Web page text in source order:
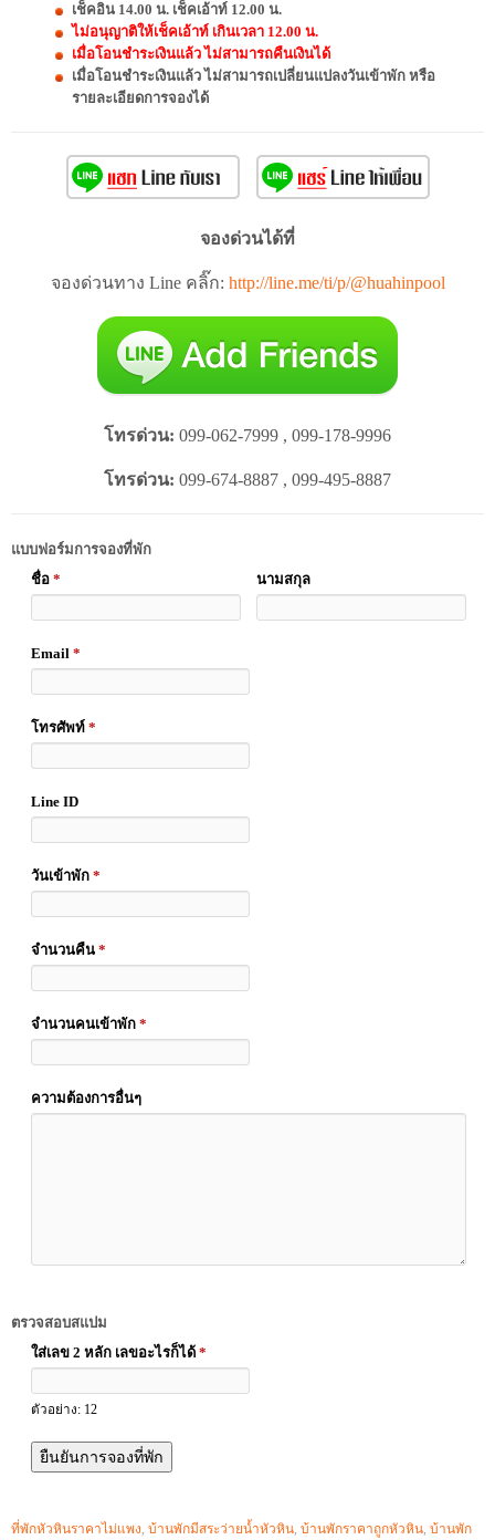
เช็คอิน 14.00 น. เช็คเอ้าท์ 12.00 น.
ไม่อนุญาติให้เช็คเอ้าท์ เกินเวลา 12.00 น.
เมื่อโอนชำระเงินแล้ว ไม่สามารถคืนเงินได้
เมื่อโอนชำระเงินแล้ว ไม่สามารถเปลี่ยนแปลงวันเข้าพัก หรือ
รายละเอียดการจองได้
จองด่วนได้ที่
จองด่วนทาง Line คลิ๊ก: http://line.me/ti/p/@huahinpool
โทรด่วน: 099-062-7999 , 099-178-9996
โทรด่วน: 099-674-8887 , 099-495-8887
แบบฟอร์มการจองที่พัก
ชื่อ * นามสกุล
Email *
โทรศัพท์ *
Line ID
วันเข้าพัก *
จำนวนคืน *
จำนวนคนเข้าพัก *
ความต้องการอื่นๆ
ตรวจสอบสแปม
ใส่เลข 2 หลัก เลขอะไรก็ได้ *
ตัวอย่าง: 12
ที่พักหัวหินราคาไม่แพง, บ้านพักมีสระว่ายน้ำหัวหิน, บ้านพักราคาถูกหัวหิน, บ้านพัก